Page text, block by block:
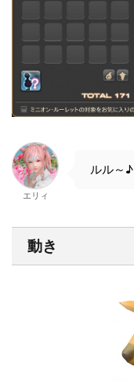
エリィ
ルル～♪
動き